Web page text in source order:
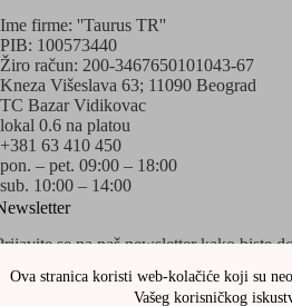
Ova stranica koristi web-kolačiće koji su
Vašeg korisničkog
Ime firme: ''Taurus TR''
PIB: 100573440
Žiro račun: 200-3467650101043-67
Kneza Višeslava 63; 11090 Beograd
TC Bazar Vidikovac
lokal 0.6 na platou
+381 63 410 450
pon. – pet. 09:00 – 18:00
sub. 10:00 – 14:00
se na naš newsletter kako biste